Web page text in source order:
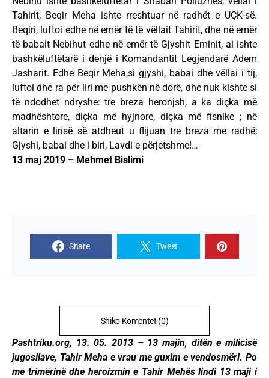
Tahirit, Beqir Meha ishte rreshtuar në radhët e UÇK-së.
Beqiri, luftoi edhe në emër të të vëllait Tahirit, dhe në emër
të babait Nebihut edhe në emër të Gjyshit Eminit, ai ishte
bashkëluftëtarë i denjë i Komandantit Legjendarë Adem
Jasharit. Edhe Beqir Meha,si gjyshi, babai dhe vëllai i tij,
luftoi dhe ra për liri me pushkën në dorë, dhe nuk kishte si
të ndodhet ndryshe: tre breza heronjsh, a ka diçka më
madhështore, diçka më hyjnore, diçka më fisnike ; në
altarin e lirisë së atdheut u flijuan tre breza me radhë;
Gjyshi, babai dhe i biri, Lavdi e përjetshme!…
13 maj 2019 – Mehmet Bislimi
Share Tweet
Shiko Komentet (0)
Pashtriku.org, 13. 05. 2013 – 13 majin, ditën e milicisë
jugosllave, Tahir Meha e vrau me guxim e vendosmëri. Po
me trimërinë dhe heroizmin e Tahir Mehës lindi 13 maji i